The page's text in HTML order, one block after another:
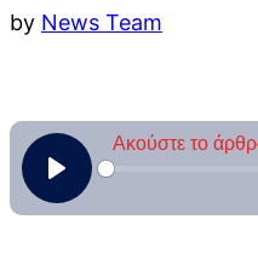
by News Team